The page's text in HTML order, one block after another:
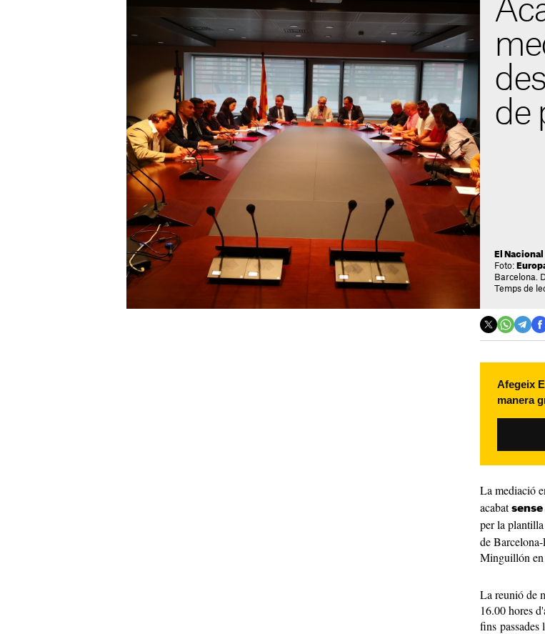
de
El Nacional
Foto:
Barcelona.
Temps de
Afegeix
manera
La mediació
acabat sense
per la
de
Minguillón en
La reunió de
16.00 hores
fins passades